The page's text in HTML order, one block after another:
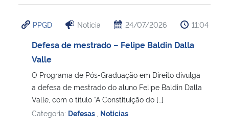
PPGD Notícia 24/07/2026 11:04
Defesa de mestrado – Felipe Baldin Dalla
Valle
O Programa de Pós-Graduação em Direito divulga
a defesa de mestrado do aluno Felipe Baldin Dalla
Valle, com o título “A Constituição do […]
Categoria: Defesas Notícias